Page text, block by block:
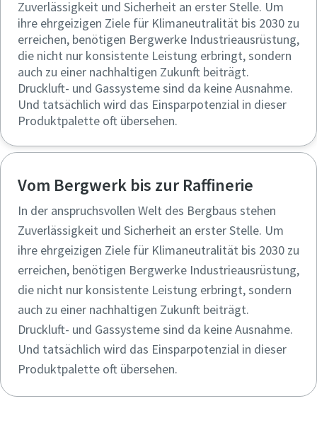
Zuverlässigkeit und Sicherheit an erster Stelle. Um
ihre ehrgeizigen Ziele für Klimaneutralität bis 2030 zu
erreichen, benötigen Bergwerke Industrieausrüstung,
die nicht nur konsistente Leistung erbringt, sondern
auch zu einer nachhaltigen Zukunft beiträgt.
Druckluft- und Gassysteme sind da keine Ausnahme.
Und tatsächlich wird das Einsparpotenzial in dieser
Produktpalette oft übersehen.
Vom Bergwerk bis zur Raffinerie
In der anspruchsvollen Welt des Bergbaus stehen
Zuverlässigkeit und Sicherheit an erster Stelle. Um
ihre ehrgeizigen Ziele für Klimaneutralität bis 2030 zu
erreichen, benötigen Bergwerke Industrieausrüstung,
die nicht nur konsistente Leistung erbringt, sondern
auch zu einer nachhaltigen Zukunft beiträgt.
Druckluft- und Gassysteme sind da keine Ausnahme.
Und tatsächlich wird das Einsparpotenzial in dieser
Produktpalette oft übersehen.
Ich habe die
Datenschutzrichtlinie
gelesen und akzeptiert.
Ich erkläre mich hiermit
ausdrücklich damit
einverstanden, dass Atlas
Copco mir
über seine Produkte
freiwilliger Basis zur
Teilnahme an Online-
Umfragen einlädt oder seine
Vertriebsmitarbeiter direkt
auf mich zukommen lässt.
Mir ist bekannt, dass ich
gegenüber Atlas Copco
jederzeit widerrufen kann.
Absenden
Hier klicken